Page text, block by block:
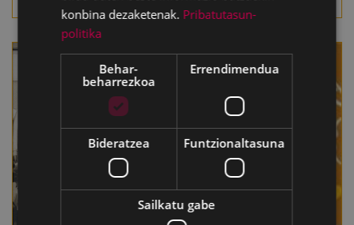
konbina dezaketenak. Pribatutasun-
politika
Behar-
beharrezkoa
Errendimendua
Bideratzea Funtzionaltasuna
Sailkatu gabe